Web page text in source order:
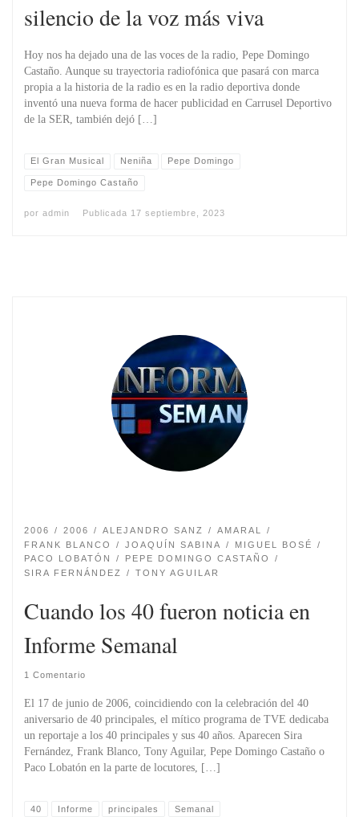
silencio de la voz más viva
Hoy nos ha dejado una de las voces de la radio, Pepe Domingo
Castaño. Aunque su trayectoria radiofónica que pasará con marca
propia a la historia de la radio es en la radio deportiva donde
inventó una nueva forma de hacer publicidad en Carrusel Deportivo
de la SER, también dejó […]
El Gran Musical Neniña Pepe Domingo
Pepe Domingo Castaño
por admin Publicada 17 septiembre, 2023
2006 2006 ALEJANDRO SANZ
AMARAL
FRANK BLANCO
JOAQUÍN SABINA
MIGUEL BOSÉ
PACO LOBATÓN
PEPE DOMINGO CASTAÑO
SIRA FERNÁNDEZ
TONY AGUILAR
Cuando los 40 fueron noticia en
Informe Semanal
1 Comentario
El 17 de junio de 2006, coincidiendo con la celebración del 40
aniversario de 40 principales, el mítico programa de TVE dedicaba
un reportaje a los 40 principales y sus 40 años. Aparecen Sira
Fernández, Frank Blanco, Tony Aguilar, Pepe Domingo Castaño o
Paco Lobatón en la parte de locutores, […]
40 Informe principales Semanal